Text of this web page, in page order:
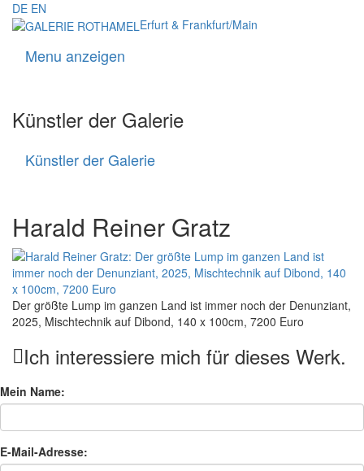
DE EN
Erfurt & Frankfurt/Main
Menu anzeigen
Künstler der Galerie
Künstler der Galerie
Harald Reiner Gratz
Der größte Lump im ganzen Land ist immer noch der Denunziant,
2025, Mischtechnik auf Dibond, 140 x 100cm, 7200 Euro
Ich interessiere mich für dieses Werk.
Mein Name:
E-Mail-Adresse: